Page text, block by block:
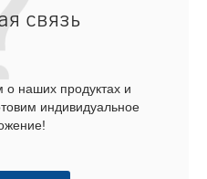
связь
наших продуктах и
индивидуальное